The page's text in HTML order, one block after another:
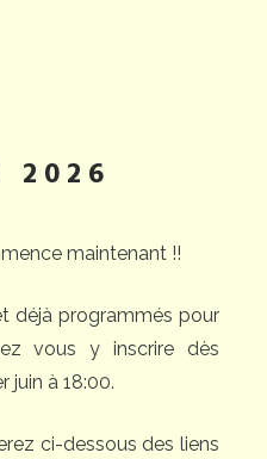
2026
maintenant !!
déjà programmés pour
vous y inscrire dès
juin à 18:00.
ci-dessous des liens